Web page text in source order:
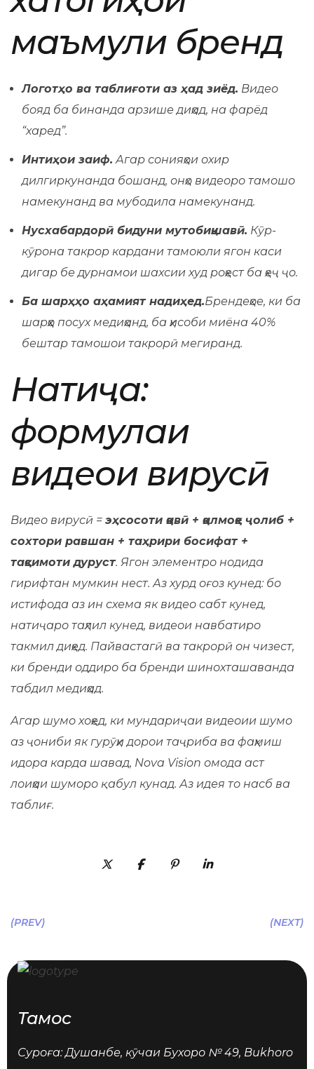
маъмули бренд
Логотҳо ва таблиғоти аз ҳад зиёд. Видео
бояд ба бинанда арзише диҳад, на фарёд
“харед”.
Интиҳои заиф. Агар сонияҳои охир
дилгиркунанда бошанд, онҳо видеоро тамошо
намекунанд ва мубодила намекунанд.
Нусхабардорӣ бидуни мутобиқшавӣ. Кӯр-
кӯрона такрор кардани тамоюли ягон каси
дигар бе дурнамои шахсии худ роҳест ба ҳеҷ ҷо.
Ба шарҳҳо аҳамият надиҳед.Брендеҳое, ки ба
шарҳҳо посух медиҳанд, ба ҳисоби миёна 40%
бештар тамошои такрорӣ мегиранд.
Натиҷа:
формулаи
видеои вирусӣ
Видео вирусӣ = эҳсосоти қавӣ + қалмоқе ҷолиб +
сохтори равшан + таҳрири босифат +
тақсимоти дуруст. Ягон элементро нодида
гирифтан мумкин нест. Аз хурд оғоз кунед: бо
истифода аз ин схема як видео сабт кунед,
натиҷаро таҳлил кунед, видеои навбатиро
такмил диҳед. Пайвастагӣ ва такрорӣ он чизест,
ки бренди оддиро ба бренди шинохташаванда
табдил медиҳад.
Агар шумо хоҳед, ки мундариҷаи видеоии шумо
аз ҷониби як гурӯҳи дорои таҷриба ва фаҳмиш
идора карда шавад, Nova Vision омода аст
лоиҳаи шуморо қабул кунад. Аз идея то насб ва
таблиғ.
(PREV) (NEXT)
Тамос
Суроға: Душанбе, кӯчаи Бухоро № 49, Bukhoro